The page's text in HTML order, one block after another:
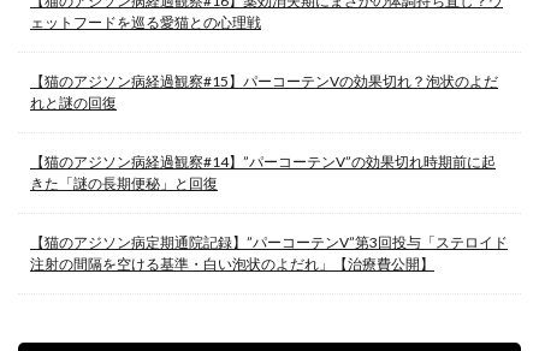
ェットフードを巡る愛猫との心理戦
【猫のアジソン病経過観察#15】パーコーテンVの効果切れ？泡状のよだ
れと謎の回復
【猫のアジソン病経過観察#14】”パーコーテンV”の効果切れ時期前に起
きた「謎の長期便秘」と回復
【猫のアジソン病定期通院記録】”パーコーテンV”第3回投与「ステロイド
注射の間隔を空ける基準・白い泡状のよだれ」【治療費公開】